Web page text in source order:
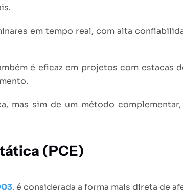
em tempo real, com alta
é eficaz em projetos com estacas
mas sim de um método
(PCE)
, é considerada a forma mais direta de